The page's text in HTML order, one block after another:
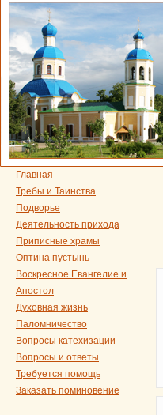
Главная
Требы и Таинства
Подворье
Деятельность прихода
Приписные храмы
Оптина пустынь
Воскресное Евангелие и
Апостол
Духовная жизнь
Паломничество
Вопросы катехизации
Вопросы и ответы
Требуется помощь
Заказать поминовение